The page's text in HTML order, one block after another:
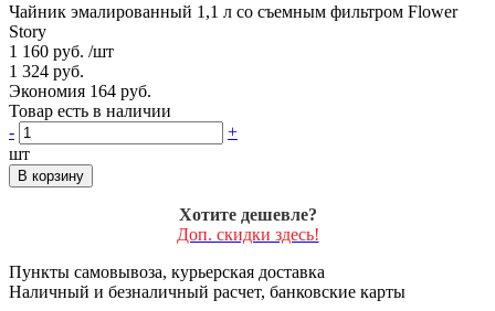
Чайник эмалированный 1,1 л со съемным фильтром Flower
Story
1 160 руб. /шт
1 324 руб.
Экономия 164 руб.
Товар есть в наличии
-
+
шт
В корзину
Хотите дешевле?
Доп. скидки здесь!
Пункты самовывоза, курьерская доставка
Наличный и безналичный расчет, банковские карты